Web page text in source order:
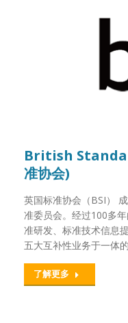
British
准协会)
英国标准协会（BSI）
准委员会。经过100多
准研发、标准技术信息
五大互补性业务于一体
了解更多